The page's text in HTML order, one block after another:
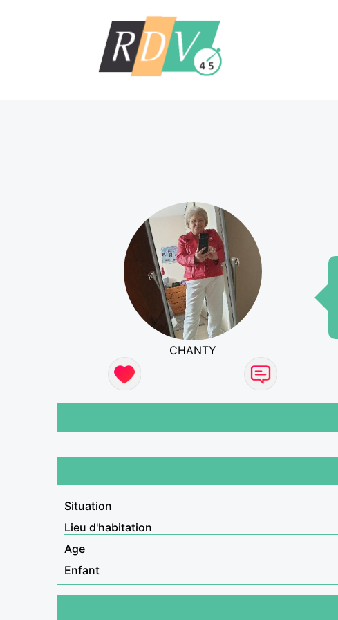
CHANTY
Situation
Lieu d'habitation
Age
Enfant